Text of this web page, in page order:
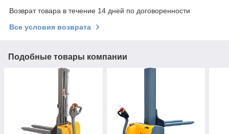
Возврат товара в течение 14 дней по договоренности
Все условия возврата
Подобные товары компании